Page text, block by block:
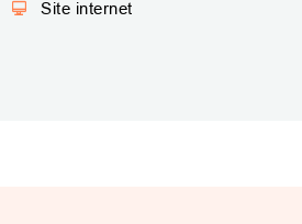
Site internet